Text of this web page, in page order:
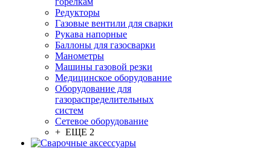
Редукторы
Газовые вентили для сварки
Рукава напорные
Баллоны для газосварки
Манометры
Машины газовой резки
Медицинское оборудование
Оборудование для
газораспределительных
систем
Сетевое оборудование
+ ЕЩЕ 2